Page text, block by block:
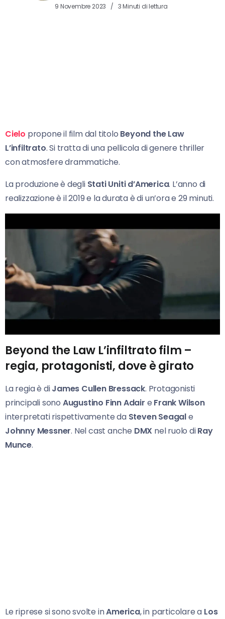
9 Novembre 2023 3 Minuti di lettura
Cielo propone il film dal titolo Beyond the Law
L’infiltrato. Si tratta di una pellicola di genere thriller
con atmosfere drammatiche.
La produzione è degli Stati Uniti d’America. L’anno di
realizzazione è il 2019 e la durata è di un’ora e 29 minuti.
Beyond the Law L’infiltrato film –
regia, protagonisti, dove è girato
La regia è diJames Cullen Bressack. Protagonisti
principali sono Augustino Finn Adair e Frank Wilson
interpretati rispettivamente daSteven Seagale
Johnny Messner. Nel cast anche DMX nel ruolo diRay
Munce.
Le riprese si sono svolte inAmerica, in particolare a Los